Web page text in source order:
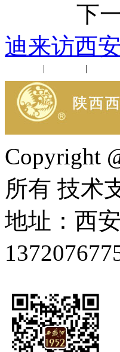
下一
迪来访西安
| |
Copyright
所有 技术
地址：西